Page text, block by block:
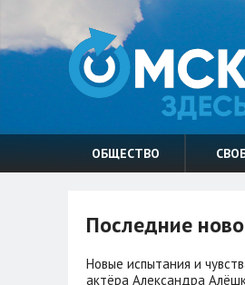
ОБЩЕСТВО
Последние
Новые испытания и
актёра Александра